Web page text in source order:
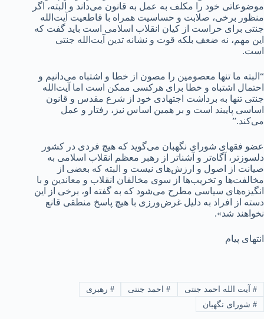
موضوعاتی خود را مکلف به عمل به قانون می‌داند و البته، اگر
منظور برخی، صلابت و حساسیت همراه با قاطعیت آیت‌الله
جنتی برای حراست از کیان انقلاب اسلامی است باید گفت که
این مهم، نه ضعف بلکه قوت و نشانه تدین آیت‌الله جنتی
است.
“البته ما تنها معصومین را مصون از خطا و اشتباه می‌دانیم و
احتمال اشتباه و خطا برای هرکسی ممکن است اما آیت‌الله
جنتی تنها به برداشت اجتهادی خود از شرع مقدس و قانون
اساسی پایبند است و بر همین اساس نیز، رفتار و عمل
می‌کند.”
عضو فقهای شورای نگهبان می‌گوید که هیچ فردی در کشور
دلسوزتر، آگاه‌تر و آشناتر از رهبر معظم انقلاب اسلامی به
صیانت از اصول و ارزش‌های نیست و البته که بعضی از
مخالفت‌ها و تخریب‌ها از سوی مخالفان انقلاب و معاندین و با
انگیزه‌های سیاسی مطرح می‌شود که به گفته او، برخی از این
دسته از افراد به دلیل غرض‌ورزی با هیچ پاسخ منطقی قانع
نخواهند شد».
انتهای پیام
#آیت الله احمد جنتی #احمد جنتی # رهبری
#شورای نگهبان